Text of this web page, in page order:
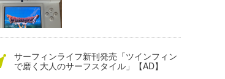
MIN
mitz
OYZサーフィンライフ新刊発売「ツインフィン
で磨く大人のサーフスタイル」【AD】